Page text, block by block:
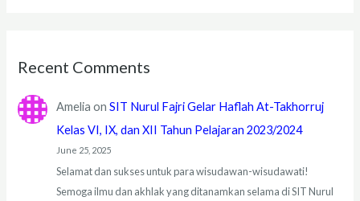
Recent Comments
Amelia on SIT Nurul Fajri Gelar Haflah At-Takhorruj
Kelas VI, IX, dan XII Tahun Pelajaran 2023/2024
June 25, 2025
Selamat dan sukses untuk para wisudawan-wisudawati!
Semoga ilmu dan akhlak yang ditanamkan selama di SIT Nurul